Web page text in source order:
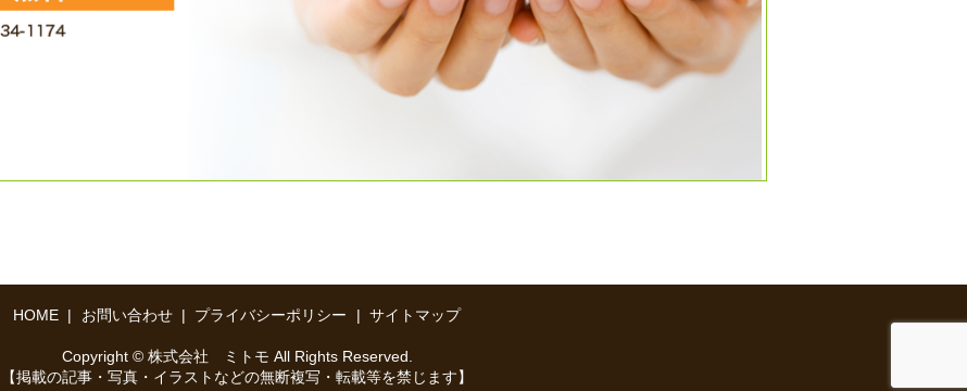
HOME お問い合わせ プライバシーポリシー サイトマップ
Copyright © 株式会社 ミトモ All Rights Reserved.
【掲載の記事・写真・イラストなどの無断複写・転載等を禁じます】